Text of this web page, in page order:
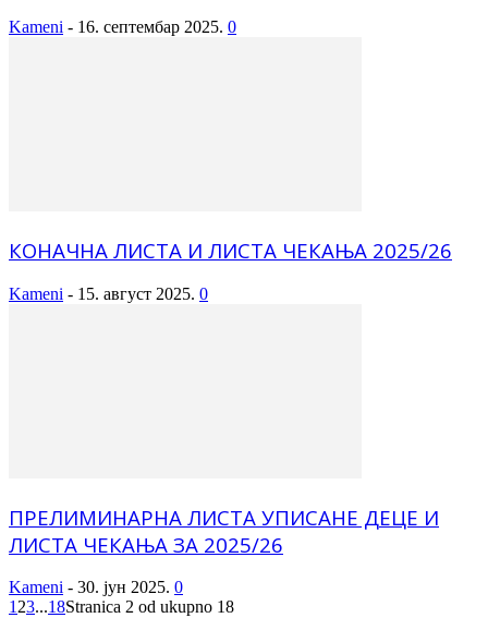
Kameni - 16. септембар 2025. 0
КОНАЧНА ЛИСТА И ЛИСТА ЧЕКАЊА 2025/26
Kameni - 15. август 2025. 0
ПРЕЛИМИНАРНА ЛИСТА УПИСАНЕ ДЕЦЕ И
ЛИСТА ЧЕКАЊА ЗА 2025/26
Kameni - 30. јун 2025. 0
1 23...18Stranica 2 od ukupno 18